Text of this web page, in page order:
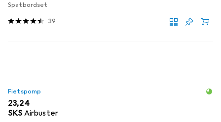
Spatbordset
39
Fietspomp
EUR
23,24
SKS Airbuster